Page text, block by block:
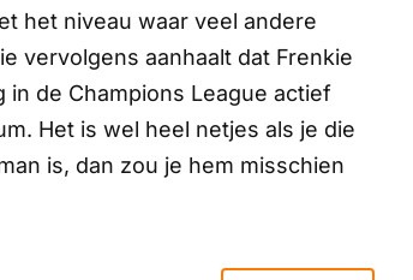
het niveau waar veel andere
vervolgens aanhaalt dat Frenkie
in de Champions League actief
Het is wel heel netjes als je die
is, dan zou je hem misschien